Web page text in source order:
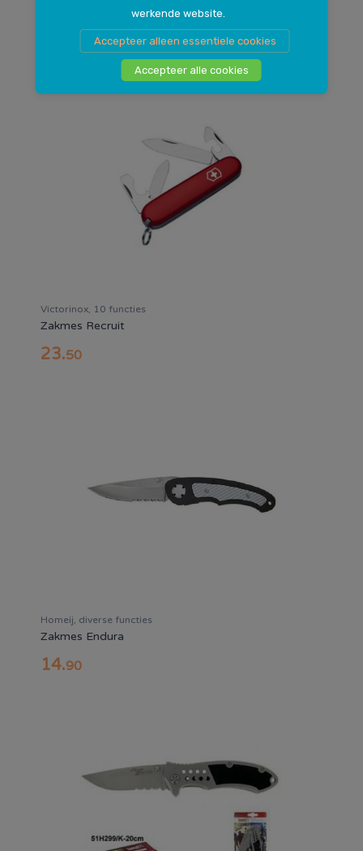
werkende website.
Accepteer alleen essentiele cookies
Accepteer alle cookies
Messenslijper Chefs Choice
Victorinox, 10 functies
Zakmes Recruit
23.50
Homeij, diverse functies
Zakmes Endura
14.90